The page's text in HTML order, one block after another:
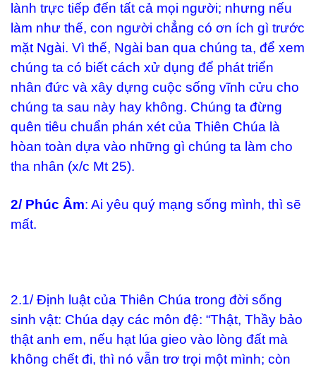
lành trực tiếp đến tất cả mọi người; nhưng nếu
làm như thế, con người chẳng có ơn ích gì trước
mặt Ngài. Vì thế, Ngài ban qua chúng ta, để xem
chúng ta có biết cách xử dụng để phát triển
nhân đức và xây dựng cuộc sống vĩnh cửu cho
chúng ta sau này hay không. Chúng ta đừng
quên tiêu chuẩn phán xét của Thiên Chúa là
hòan toàn dựa vào những gì chúng ta làm cho
tha nhân (x/c Mt 25).
2/ Phúc Âm: Ai yêu quý mạng sống mình, thì sẽ
mất.
2.1/ Định luật của Thiên Chúa trong đời sống
sinh vật: Chúa dạy các môn đệ: “Thật, Thầy bảo
thật anh em, nếu hạt lúa gieo vào lòng đất mà
không chết đi, thì nó vẫn trơ trọi một mình; còn